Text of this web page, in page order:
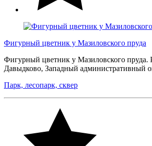
Фигурный цветник у Мазиловского пруда
Фигурный цветник у Мазиловского
Давыдково, Западный административный
Парк, лесопарк, сквер